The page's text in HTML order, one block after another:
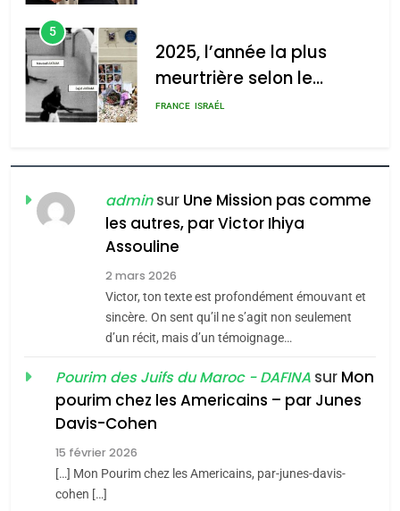
5
2025, l’année la plus
meurtrière selon le
rapport d’ADL contre
FRANCE ISRAÉL
FIÈRE, DIGNE ET RÉSILIENTE :
POURQUOI JE REVENDIQUE
MA JUDAÏTE par Thérèse
Zrihen-Dvir
ISRAÉL JUDAISME
CE QUI NOUS MANQUE –
Jacques Hadida
JUDAISME
Maroc : Les amandes de
Tafraout, le miel de Tadla
du terroir
adminsur Une Mission pas comme
les autres, par Victor Ihiya
Assouline
2 mars 2026
Victor, ton texte est profondément émouvant et
sincère. On sent qu’il ne s’agit non seulement
d’un récit, mais d’un témoignage…
Pourim des Juifs du Maroc - DAFINA sur Mon
pourim chez les Americains – par Junes
Davis-Cohen
15 février 2026
[…] Mon Pourim chez les Americains, par-junes-davis-
cohen […]